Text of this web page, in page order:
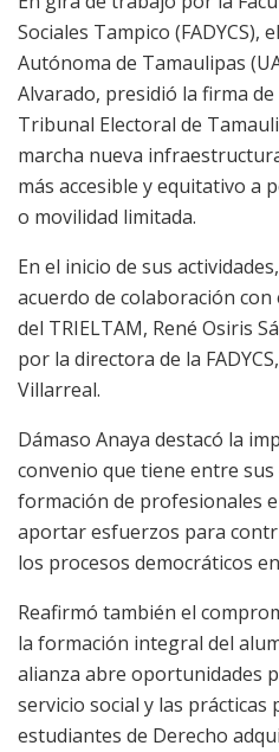
Sociales Tampico (FADYCS),
Autónoma de Tamaulipas
Alvarado, presidió la firma
Tribunal Electoral de
marcha nueva
más accesible y equitativo a
o movilidad limitada.
En el inicio de sus
acuerdo de colaboración
del TRIELTAM, René Osiris
por la directora de la
Villarreal.
Dámaso Anaya destacó la
convenio que tiene entre
formación de profesionales
aportar esfuerzos para
los procesos democráticos
Reafirmó también el
la formación integral del
alianza abre oportunidades
servicio social y las prácticas
estudiantes de Derecho